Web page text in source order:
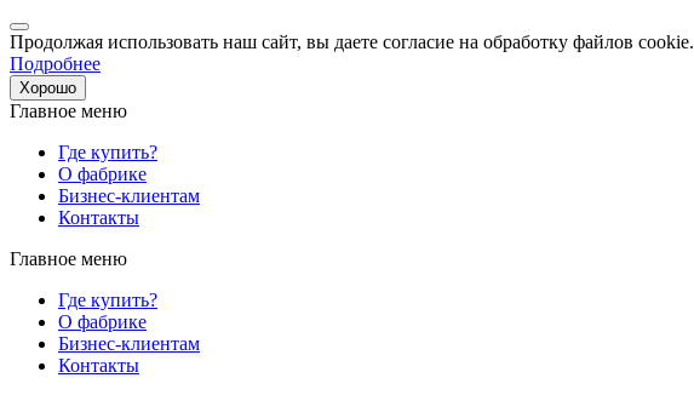
Продолжая использовать наш сайт, вы даете согласие на обработку файлов cookie.
Подробнее
Хорошо
Главное меню
Где купить?
О фабрике
Бизнес-клиентам
Контакты
Главное меню
Где купить?
О фабрике
Бизнес-клиентам
Контакты